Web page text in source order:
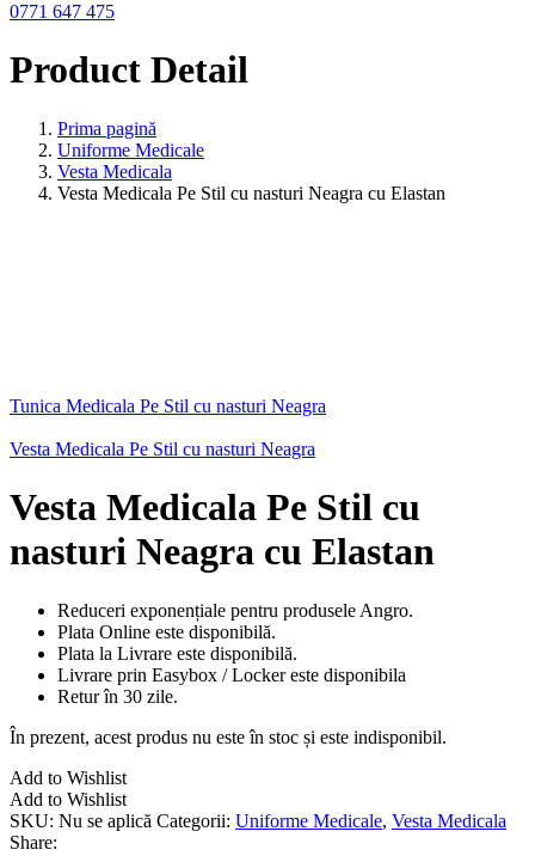
0771 647 475
Product Detail
Prima pagină
Uniforme Medicale
Vesta Medicala
Vesta Medicala Pe Stil cu nasturi Neagra cu Elastan
Tunica Medicala Pe Stil cu nasturi Neagra
Vesta Medicala Pe Stil cu nasturi Neagra
Vesta Medicala Pe Stil cu
nasturi Neagra cu Elastan
Reduceri exponențiale pentru produsele Angro.
Plata Online este disponibilă.
Plata la Livrare este disponibilă.
Livrare prin Easybox / Locker este disponibila
Retur în 30 zile.
În prezent, acest produs nu este în stoc și este indisponibil.
Add to Wishlist
Add to Wishlist
SKU: Nu se aplică Categorii: Uniforme Medicale, Vesta Medicala
Share: